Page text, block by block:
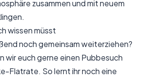
zusammen und mit neuem
wissen müsst
noch gemeinsam weiterziehen?
wir euch gerne einen Pubbesuch
Flatrate. So lernt ihr noch eine